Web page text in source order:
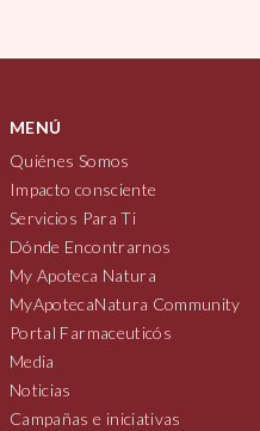
MENÚ
Quiénes Somos
Impacto consciente
Servicios Para Ti
Dónde Encontrarnos
My Apoteca Natura
MyApotecaNatura Community
Portal Farmaceuticós
Media
Noticias
Campañas e iniciativas